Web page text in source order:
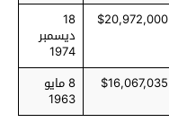
$20,972,000
18
ديسمبر
1974
$16,067,035 8 مايو
1963